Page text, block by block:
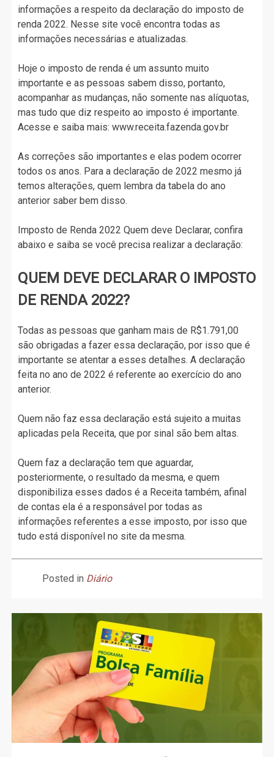
informações a respeito da declaração do imposto de
renda 2022. Nesse site você encontra todas as
informações necessárias e atualizadas.
Hoje o imposto de renda é um assunto muito
importante e as pessoas sabem disso, portanto,
acompanhar as mudanças, não somente nas alíquotas,
mas tudo que diz respeito ao imposto é importante.
Acesse e saiba mais: www.receita.fazenda.gov.br
As correções são importantes e elas podem ocorrer
todos os anos. Para a declaração de 2022 mesmo já
temos alterações, quem lembra da tabela do ano
anterior saber bem disso.
Imposto de Renda 2022 Quem deve Declarar, confira
abaixo e saiba se você precisa realizar a declaração:
QUEM DEVE DECLARAR O IMPOSTO
DE RENDA 2022?
Todas as pessoas que ganham mais de R$1.791,00
são obrigadas a fazer essa declaração, por isso que é
importante se atentar a esses detalhes. A declaração
feita no ano de 2022 é referente ao exercício do ano
anterior.
Quem não faz essa declaração está sujeito a muitas
aplicadas pela Receita, que por sinal são bem altas.
Quem faz a declaração tem que aguardar,
posteriormente, o resultado da mesma, e quem
disponibiliza esses dados é a Receita também, afinal
de contas ela é a responsável por todas as
informações referentes a esse imposto, por isso que
tudo está disponível no site da mesma.
Posted in Diário